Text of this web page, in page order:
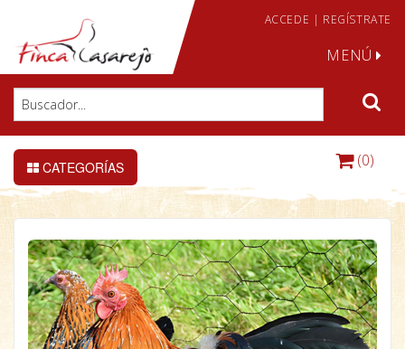
ACCEDE | REGÍSTRATE
MENÚ
CATEGORÍAS (0)